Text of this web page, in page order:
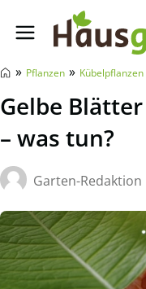
» Pflanzen » Kübelpflanzen
Gelbe
– was tun?
Garten-Redaktion